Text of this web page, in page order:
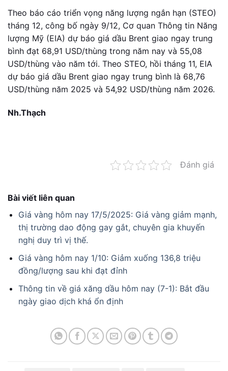
Theo báo cáo triển vọng năng lượng ngắn hạn (STEO)
tháng 12, công bố ngày 9/12, Cơ quan Thông tin Năng
lượng Mỹ (EIA) dự báo giá dầu Brent giao ngay trung
bình đạt 68,91 USD/thùng trong năm nay và 55,08
USD/thùng vào năm tới. Theo STEO, hồi tháng 11, EIA
dự báo giá dầu Brent giao ngay trung bình là 68,76
USD/thùng năm 2025 và 54,92 USD/thùng năm 2026.
Nh.Thạch
Đánh giá
Bài viết liên quan
Giá vàng hôm nay 17/5/2025: Giá vàng giảm mạnh,
thị trường dao động gay gắt, chuyên gia khuyến
nghị duy trì vị thế.
Giá vàng hôm nay 1/10: Giảm xuống 136,8 triệu
đồng/lượng sau khi đạt đỉnh
Thông tin về giá xăng dầu hôm nay (7-1): Bắt đầu
ngày giao dịch khá ổn định